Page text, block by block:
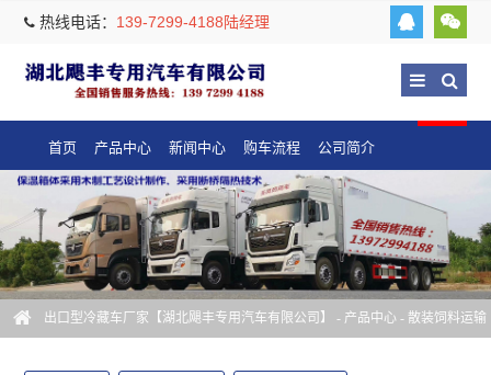
热线电话： 139-7299-4188陆经理
首页 产品中心 新闻中心 购车流程 公司简介
出口型冷藏车厂家【湖北飓丰专用汽车有限公司】 - 产品中心 - 散装饲料运输